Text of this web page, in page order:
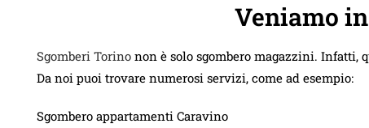
Veniamo
Sgomberi Torino non è solo sgombero magazzini. Infatti,
Da noi puoi trovare numerosi servizi, come ad esempio:
Sgombero appartamenti Caravino